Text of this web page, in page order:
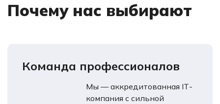
Почему нас выбирают
Команда профессионалов
Мы — аккредитованная IT-
компания с сильной